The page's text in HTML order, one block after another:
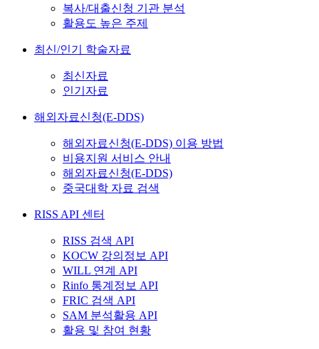
복사/대출신청 기관 분석
활용도 높은 주제
최신/인기 학술자료
최신자료
인기자료
해외자료신청(E-DDS)
해외자료신청(E-DDS) 이용 방법
비용지원 서비스 안내
해외자료신청(E-DDS)
중국대학 자료 검색
RISS API 센터
RISS 검색 API
KOCW 강의정보 API
WILL 연계 API
Rinfo 통계정보 API
FRIC 검색 API
SAM 분석활용 API
활용 및 참여 현황